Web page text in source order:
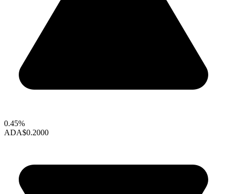
0.45%
ADA$0.2000